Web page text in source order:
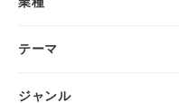
テーマ
ジャンル